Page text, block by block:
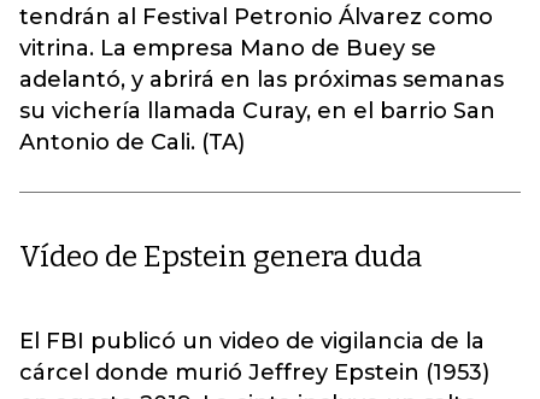
tendrán al Festival Petronio Álvarez como
vitrina. La empresa Mano de Buey se
adelantó, y abrirá en las próximas semanas
su vichería llamada Curay, en el barrio San
Antonio de Cali. (TA)
Vídeo de Epstein genera duda
El FBI publicó un video de vigilancia de la
cárcel donde murió Jeffrey Epstein (1953)